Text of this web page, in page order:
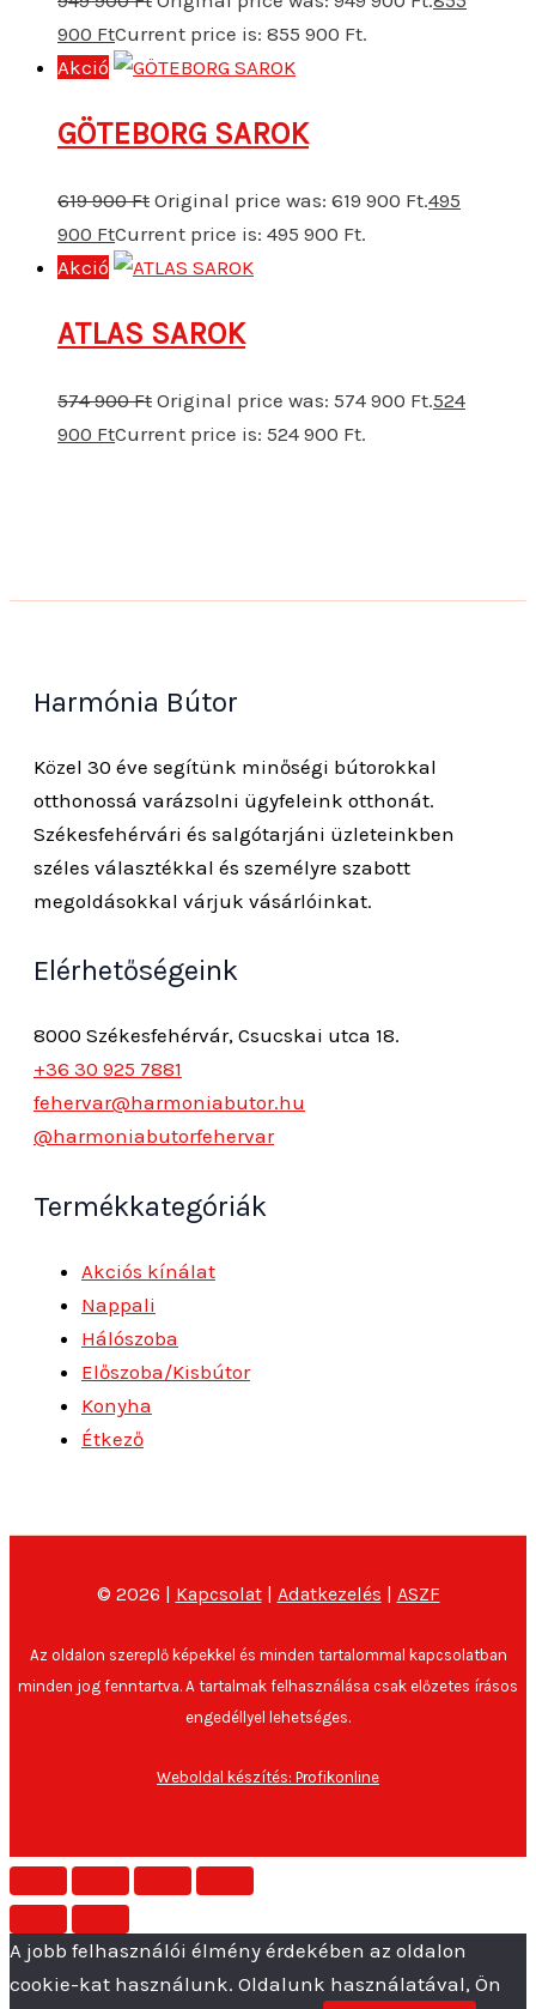
900 FtCurrent price is: 855 900 Ft.
Akció
GÖTEBORG SAROK
619 900Ft Original price was: 619 900 Ft.495
900 FtCurrent price is: 495 900 Ft.
Akció
ATLAS SAROK
574 900Ft Original price was: 574 900 Ft.524
900 FtCurrent price is: 524 900 Ft.
Harmónia Bútor
Közel 30 éve segítünk minőségi bútorokkal
otthonossá varázsolni ügyfeleink otthonát.
Székesfehérvári és salgótarjáni üzleteinkben
széles választékkal és személyre szabott
megoldásokkal várjuk vásárlóinkat.
Elérhetőségeink
8000 Székesfehérvár, Csucskai utca 18.
+36 30 925 7881
fehervar@harmoniabutor.hu
@harmoniabutorfehervar
Termékkategóriák
Akciós kínálat
Nappali
Hálószoba
Előszoba/Kisbútor
Konyha
Étkező
© 2026 | Kapcsolat| Adatkezelés | ASZF
Az oldalon szereplő képekkel és minden tartalommal kapcsolatban
minden jog fenntartva. A tartalmak felhasználása csak előzetes írásos
engedéllyel lehetséges.
Weboldal készítés: Profikonline
A jobb felhasználói élmény érdekében az oldalon
cookie-kat használunk. Oldalunk használatával, Ön